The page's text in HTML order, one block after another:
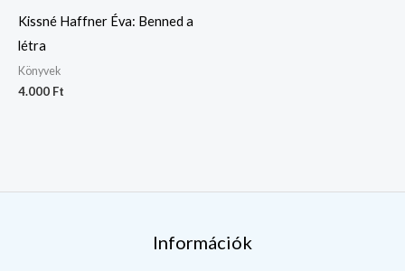
Kissné Haffner Éva: Benned a
létra
Könyvek
4.000 Ft
Információk